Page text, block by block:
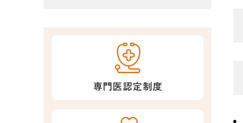
専門医認定制度